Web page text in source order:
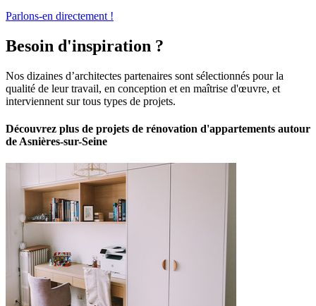
Parlons-en directement !
Besoin d'inspiration ?
Nos dizaines d’architectes partenaires sont sélectionnés pour la
qualité de leur travail, en conception et en maîtrise d'œuvre, et
interviennent sur tous types de projets.
Découvrez plus de projets de rénovation d'appartements autour
de Asnières-sur-Seine